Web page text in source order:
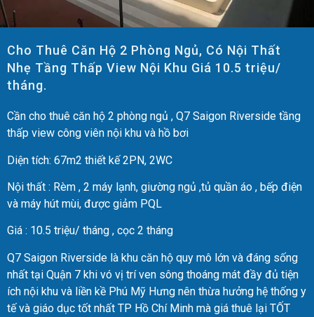
Cho Thuê Căn Hộ 2 Phòng Ngủ, Có Nội Thất
Nhẹ Tầng Thấp View Nội Khu Giá 10.5 triệu/
tháng.
Cần cho thuê căn hộ 2 phòng ngủ , Q7 Saigon Riverside tầng
thấp view công viên nội khu và hồ bơi
Diện tích: 67m2 thiết kế 2PN, 2WC
Nội thất : Rèm , 2 máy lạnh, giường ngủ ,tủ quần áo , bếp điện
và máy hút mùi, được giảm PQL
Giá : 10.5 triệu/ tháng , cọc 2 tháng
Q7 Saigon Riverside là khu căn hộ quy mô lớn và đáng sống
nhất tại Quận 7 khi vó vị trí ven sông thoáng mát đầy đủ tiện
ích nội khu và liền kề Phú Mỹ Hưng nên thừa hưởng hệ thống y
tế và giáo dục tốt nhất TP Hồ Chí Minh mà giá thuê lại TỐT